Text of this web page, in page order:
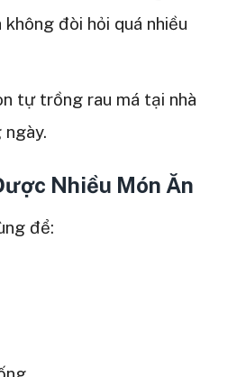
không đòi hỏi quá nhiều
tự trồng rau má tại nhà
Nhiều Món Ăn
để: